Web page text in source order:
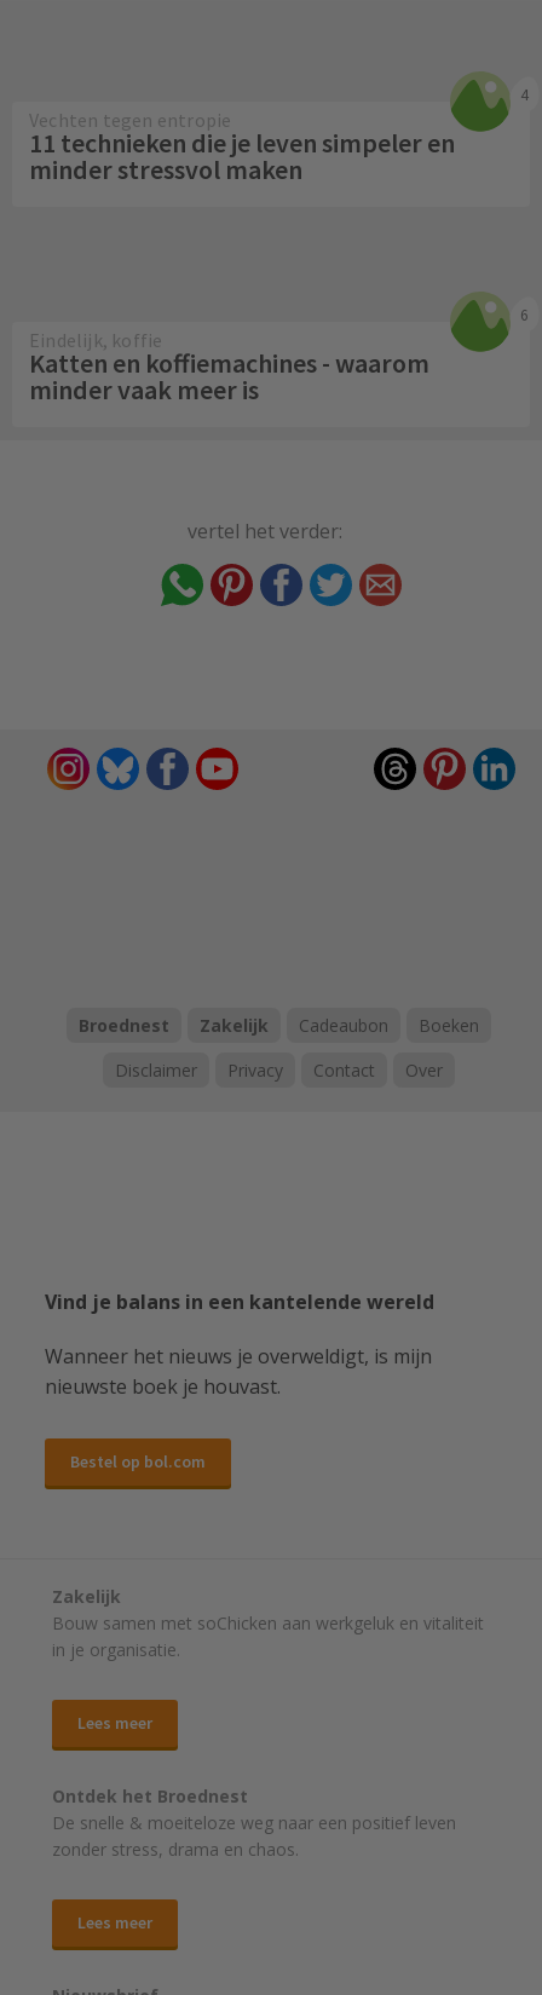
4
Vechten tegen entropie
11 technieken die je leven simpeler en
minder stressvol maken
6
Eindelijk, koffie
Katten en koffiemachines - waarom
minder vaak meer is
vertel het verder:
Broednest Zakelijk Cadeaubon
Boeken
Disclaimer
Privacy Contact Over
Vind je balans in een kantelende wereld
Wanneer het nieuws je overweldigt, is mijn
nieuwste boek je houvast.
Bestel op bol.com
Zakelijk
Bouw samen met soChicken aan werkgeluk en vitaliteit
in je organisatie.
Lees meer
Ontdek het Broednest
De snelle & moeiteloze weg naar een positief leven
zonder stress, drama en chaos.
Lees meer